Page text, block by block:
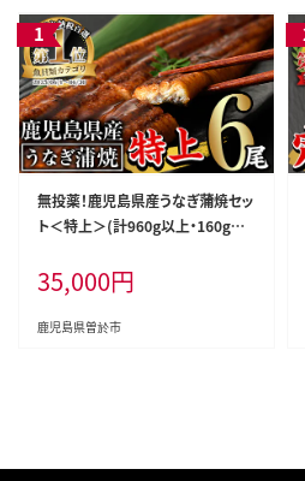
無投薬！鹿児島県産うなぎ蒲焼セッ
ト＜特上＞(計960g以上・160g以
【西日本養鰻】C7-v02
35,000円
鹿児島県曽於市